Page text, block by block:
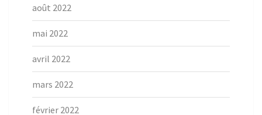
août 2022
mai 2022
avril 2022
mars 2022
février 2022